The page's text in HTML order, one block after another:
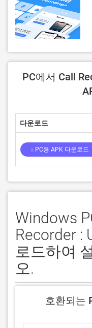
PC에서 Call
다운로드
↓ PC용 APK 다운로드
Windows
Recorder :
로드하여
오.
호환되는